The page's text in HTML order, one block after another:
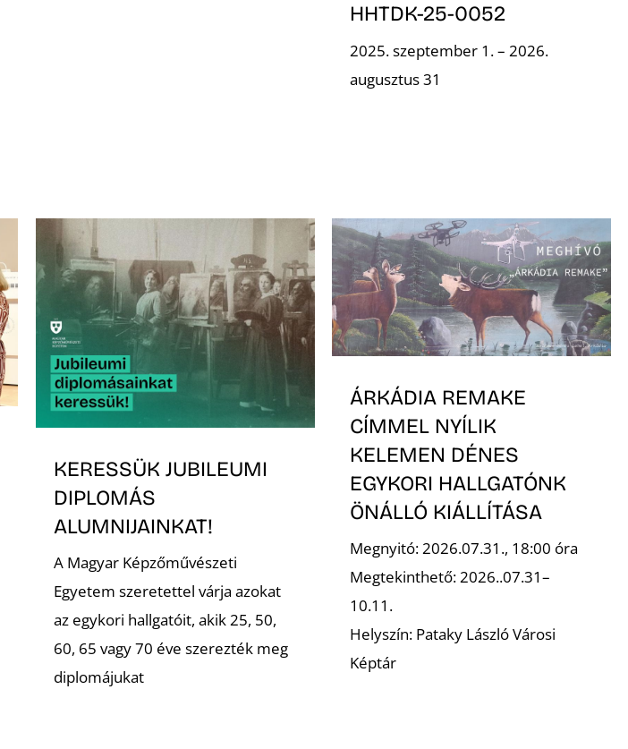
HHTDK-25-0052
2025. szeptember 1. – 2026.
augusztus 31
KERESSÜK JUBILEUMI
DIPLOMÁS
ALUMNIJAINKAT!
A Magyar Képzőművészeti
Egyetem szeretettel várja azokat
az egykori hallgatóit, akik 25, 50,
60, 65 vagy 70 éve szerezték meg
diplomájukat
ÁRKÁDIA REMAKE
CÍMMEL NYÍLIK
KELEMEN DÉNES
EGYKORI HALLGATÓNK
ÖNÁLLÓ KIÁLLÍTÁSA
Megnyitó: 2026.07.31., 18:00 óra
Megtekinthető: 2026..07.31–
10.11.
Helyszín: Pataky László Városi
Képtár